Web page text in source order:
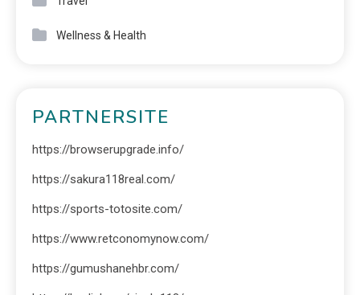
Wellness & Health
PARTNERSITE
https://browserupgrade.info/
https://sakura118real.com/
https://sports-totosite.com/
https://www.retconomynow.com/
https://gumushanehbr.com/